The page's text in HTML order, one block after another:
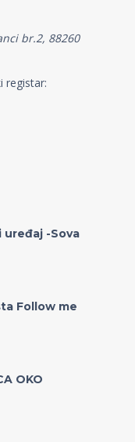
br.2, 88260
registar:
uređaj -Sova
Follow me
OKO